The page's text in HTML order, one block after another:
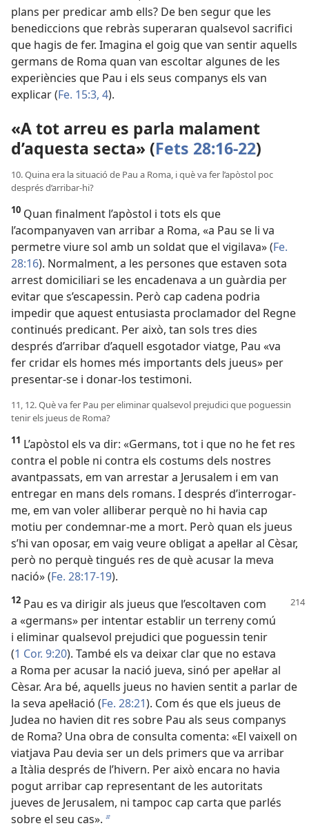
plans per predicar amb ells? De ben segur que les
benediccions que rebràs superaran qualsevol sacrifici
que hagis de fer. Imagina el goig que van sentir aquells
germans de Roma quan van escoltar algunes de les
experiències que Pau i els seus companys els van
explicar (Fe. 15:3, 4).
«A tot arreu es parla malament
d’aquesta secta» (Fets 28:16-22)
10. Quina era la situació de Pau a Roma, i què va fer l’apòstol poc
després d’arribar-hi?
10 Quan finalment l’apòstol i tots els que
l’acompanyaven van arribar a Roma, «a Pau se li va
permetre viure sol amb un soldat que el vigilava» (Fe.
28:16). Normalment, a les persones que estaven sota
arrest domiciliari se les encadenava a un guàrdia per
evitar que s’escapessin. Però cap cadena podria
impedir que aquest entusiasta proclamador del Regne
continués predicant. Per això, tan sols tres dies
després d’arribar d’aquell esgotador viatge, Pau «va
fer cridar els homes més importants dels jueus» per
presentar-se i donar-los testimoni.
11, 12. Què va fer Pau per eliminar qualsevol prejudici que poguessin
tenir els jueus de Roma?
11 L’apòstol els va dir: «Germans, tot i que no he fet res
contra el poble ni contra els costums dels nostres
avantpassats, em van arrestar a Jerusalem i em van
entregar en mans dels romans. I després d’interrogar-
me, em van voler alliberar perquè no hi havia cap
motiu per condemnar-me a mort. Però quan els jueus
s’hi van oposar, em vaig veure obligat a apel·lar al Cèsar,
però no perquè tingués res de què acusar la meva
nació» (Fe. 28:17-19).
12 Pau es va dirigir als jueus que l’escoltaven com
a «germans» per intentar establir un terreny comú
i eliminar qualsevol prejudici que poguessin tenir
(1 Cor. 9:20). També els va deixar clar que no estava
a Roma per acusar la nació jueva, sinó per apel·lar al
Cèsar. Ara bé, aquells jueus no havien sentit a parlar de
la seva apel·lació (Fe. 28:21). Com és que els jueus de
Judea no havien dit res sobre Pau als seus companys
de Roma? Una obra de consulta comenta: «El vaixell on
viatjava Pau devia ser un dels primers que va arribar
a Itàlia després de l’hivern. Per això encara no havia
pogut arribar cap representant de les autoritats
jueves de Jerusalem, ni tampoc cap carta que parlés
sobre el seu cas». b